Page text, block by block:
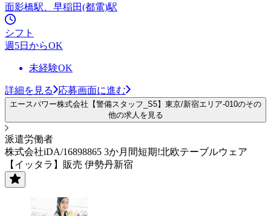
面影橋駅、早稲田(都電)駅
シフト
週5日からOK
未経験OK
詳細を見る 応募画面に進む
エースパワー株式会社【警備スタッフ_S5】東京/新宿エリア-010のその
他の求人を見る
派遣労働者
株式会社iDA/16898865 3か月間短期!北欧テーブルウェア
【イッタラ】販売 伊勢丹新宿